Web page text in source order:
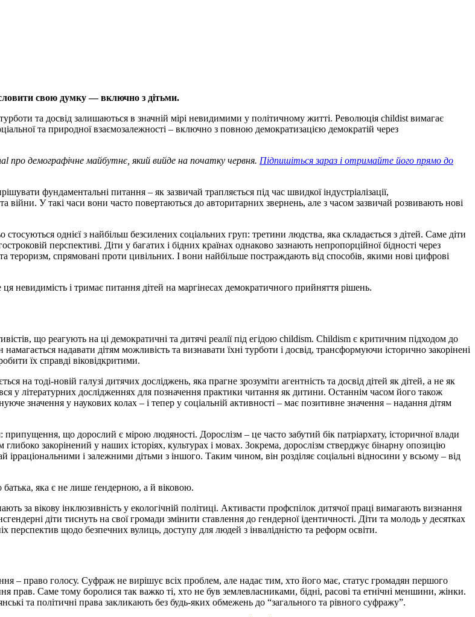
свою думку — включно з дітьми.
та досвід залишаються в значній мірі невидимими у політичному житті. Революція childist вимагає
та природної взаємозалежності – включно з повною демократизацією демократій через
демографічне майбутнє, який вийде на початку червня. Підпишіться зараз і отримайте його прямо до
фундаментальні питання – як зазвичай трапляється під час швидкої індустріалізації,
війни. У такі часи вони часто повертаються до авторитарних звернень, але з часом зазвичай розвивають нові
однієї з найбільш безсилених соціальних груп: третини людства, яка складається з дітей. Саме діти
перспективі. Діти у багатих і бідних країнах однаково зазнають непропорційної бідності через
тероризм, спрямовані проти цивільних. І вони найбільше постраждають від способів, якими нові цифрові
невидимість і тримає питання дітей на маргінесах демократичного прийняття рішень.
що реагують на ці демократичні та дитячі реалії під егідою childism. Childism є критичним підходом до
надавати дітям можливість та визнавати їхні турботи і досвід, трансформуючи історично закорінені
їх справді віковідкритими.
на тоді-новій галузі дитячих досліджень, яка прагне зрозуміти агентність та досвід дітей як дітей, а не як
у літературних дослідженнях для позначення практики читання як дитини. Останнім часом його також
значення у наукових колах – і тепер у соціальній активності – має позитивне значення – надання дітям
що дорослий є мірою людяності. Дорослізм – це часто забутий бік патріархату, історичної влади
закорінений у наших історіях, культурах і мовах. Зокрема, дорослізм стверджує бінарну опозицію
і залежними дітьми з іншого. Таким чином, він розділяє соціальні відносини у всьому – від
батька, яка є не лише ґендерною, а й віковою.
за вікову інклюзивність у екологічній політиці. Активасти профспілок дитячої праці вимагають визнання
діти тиснуть на свої громади змінити ставлення до гендерної ідентичності. Діти та молодь у десятках
щодо безпечних вулиць, доступу для людей з інвалідністю та реформ освіти.
– право голосу. Суфраж не вирішує всіх проблем, але надає тим, хто його має, статус громадян першого
прав. Саме тому боролися так важко ті, хто не був землевласниками, бідні, расові та етнічні меншини, жінки.
та політичні права закликають без будь-яких обмежень до “загального та рівного суфражу”.